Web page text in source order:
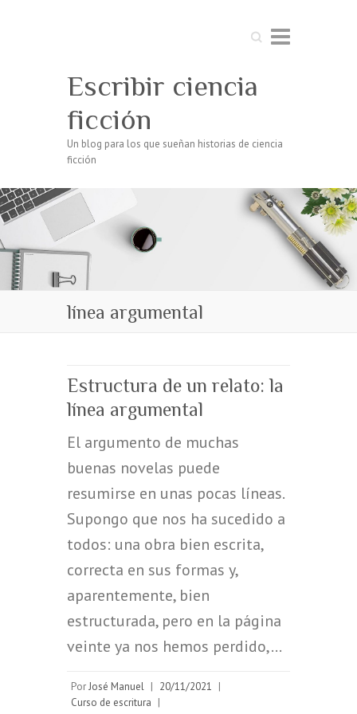
Buscar
Escribir ciencia
ficción
Un blog para los que sueñan historias de ciencia
ficción
línea argumental
Estructura de un relato: la
línea argumental
El argumento de muchas
buenas novelas puede
resumirse en unas pocas líneas.
Supongo que nos ha sucedido a
todos: una obra bien escrita,
correcta en sus formas y,
aparentemente, bien
estructurada, pero en la página
veinte ya nos hemos perdido,…
PorJosé Manuel | 20/11/2021 |
Curso de escritura |